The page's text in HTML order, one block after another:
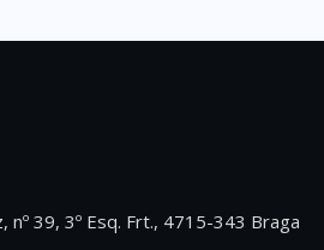
nº 39, 3º Esq. Frt., 4715-343 Braga